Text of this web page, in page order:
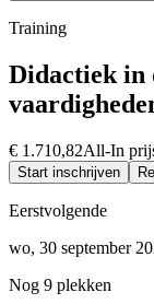
Absoluut. Vrijwel al
Training
Didactiek in
€ 1.710,82All-In
Start inschrijven
Eerstvolgende
wo, 30 september
Nog 9 plekken